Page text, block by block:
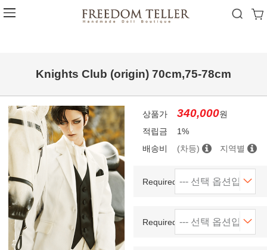
Knights Club (origin) 70cm,75-78cm
상품가 340,000원
적립금
1%
배송비
(차등) 지역별
Required(size)
Required(color)